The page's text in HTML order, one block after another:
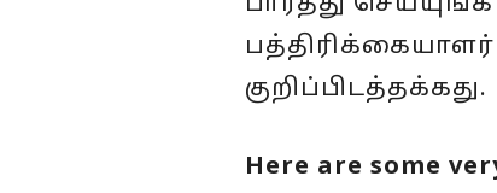
குறிப்பிடத்தக்கது.
Here are some